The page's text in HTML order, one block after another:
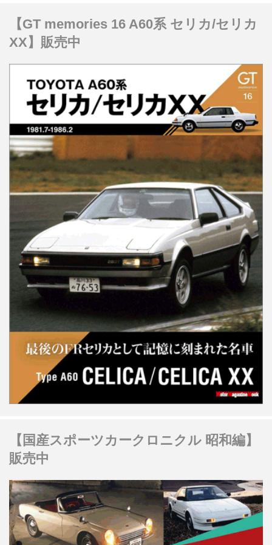
【GT memories 16 A60系 セリカ/セリカ
XX】販売中
【国産スポーツカークロニクル 昭和編】
販売中